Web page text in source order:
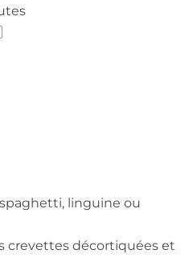
linguine ou
crevettes décortiquées et